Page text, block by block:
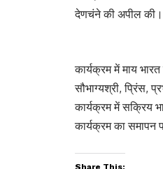
देणचंने की अपील की।
कार्यक्रम में माय
सौभाग्यश्री, प्रिंस,
कार्यक्रम में सक्रिय
कार्यक्रम का
Share This: